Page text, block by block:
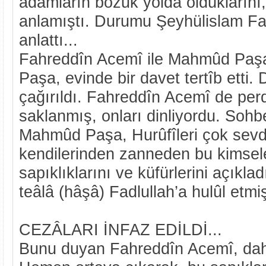
anlamıştı. Durumu Şeyhülislam
anlattı...
Fahreddîn Acemî ile Mahmûd
Paşa, evinde bir davet tertîb etti.
çağırıldı. Fahreddîn Acemî de
saklanmış, onları dinliyordu.
Mahmûd Paşa, Hurûfîleri çok
kendilerinden zanneden bu
sapıklıklarını ve küfürlerini
teâlâ (hâşâ) Fadlullah’a hulûl
CEZÂLARI İNFAZ EDİLDİ...
Bunu duyan Fahreddîn Acemî,